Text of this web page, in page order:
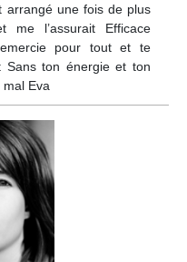
arrangé une fois de plus
l’assurait Efficace
pour tout et te
Sans ton énergie et ton
mal Eva